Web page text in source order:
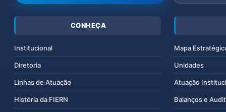
CONHEÇA
Institucional
Diretoria
Linhas de Atuação
História da FIERN
Mapa
Unidades
Atuação
Balanços e